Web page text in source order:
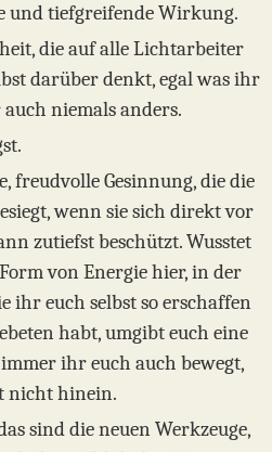
und tiefgreifende Wirkung.
die auf alle Lichtarbeiter
darüber denkt, egal was ihr
niemals anders.
freudvolle Gesinnung, die die
wenn sie sich direkt vor
zutiefst beschützt. Wusstet
von Energie hier, in der
ihr euch selbst so erschaffen
habt, umgibt euch eine
ihr euch auch bewegt,
nicht hinein.
sind die neuen Werkzeuge,